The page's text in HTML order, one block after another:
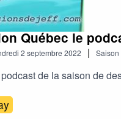
Québec le
2 septembre 2022 | Saison
de la saison de